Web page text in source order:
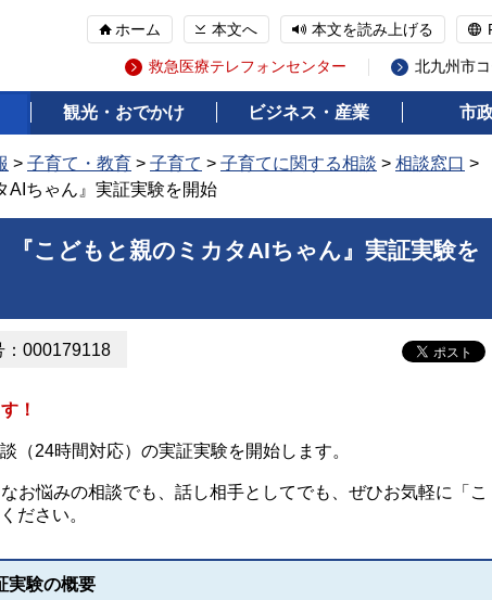
ホーム 本文へ 本文を読み上げる
救急医療テレフォンセンター 北九州市
観光・おでかけ ビジネス・産業 市
> 子育て・教育 > 子育て > 子育てに関する相談 > 相談窓口 >
ちゃん』実証実験を開始
『こどもと親のミカタAIちゃん』実証実験を
：000179118
！
（24時間対応）の実証実験を開始します。
お悩みの相談でも、話し相手としてでも、ぜひお気軽に「こ
ださい。
実験の概要